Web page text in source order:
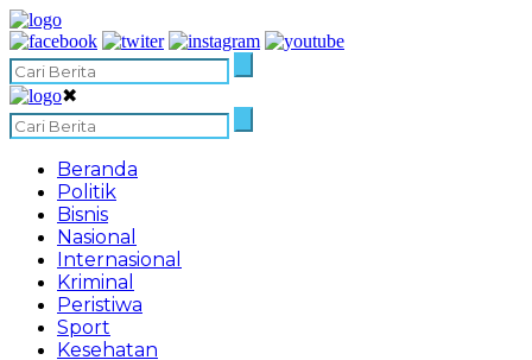
✖
Beranda
Politik
Bisnis
Nasional
Internasional
Kriminal
Peristiwa
Sport
Kesehatan